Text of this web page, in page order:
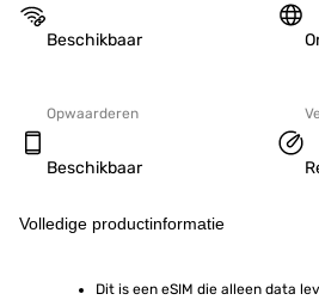
Beschikbaar
Opwaarderen
Beschikbaar
Volledige productinformatie
Dit is een eSIM die alleen data